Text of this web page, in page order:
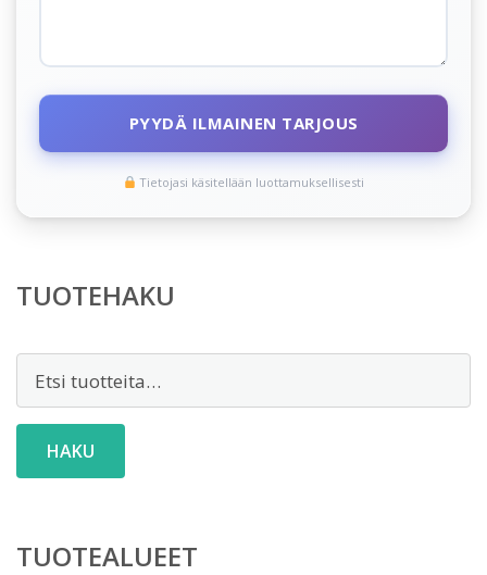
PYYDÄ ILMAINEN TARJOUS
Tietojasi käsitellään luottamuksellisesti
TUOTEHAKU
HAKU
TUOTEALUEET